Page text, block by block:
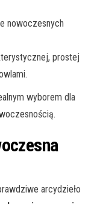
nowoczesnych
prostej
wyborem dla
arcydzieło